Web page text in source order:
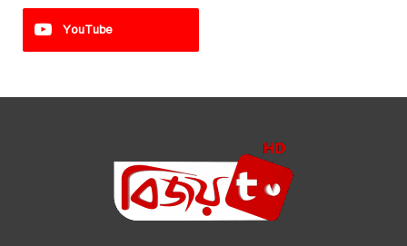
YouTube